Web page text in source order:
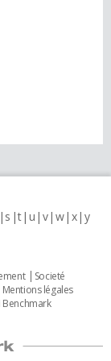
s t u v w x y
Societé
Mentions légales
Benchmark